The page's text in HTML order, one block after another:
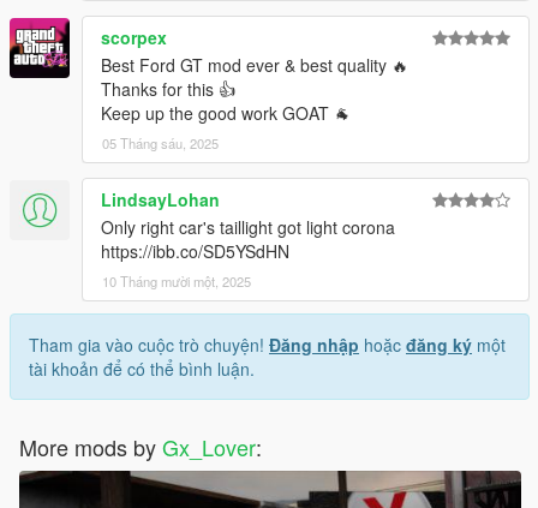
scorpex
Best Ford GT mod ever & best quality 🔥
Thanks for this 👍
Keep up the good work GOAT 🐐
05 Tháng sáu, 2025
LindsayLohan
Only right car's taillight got light corona
https://ibb.co/SD5YSdHN
10 Tháng mười một, 2025
Tham gia vào cuộc trò chuyện! Đăng nhập hoặc đăng ký một
tài khoản để có thể bình luận.
More mods byGx_Lover: